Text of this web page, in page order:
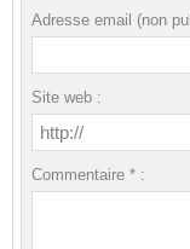
Adresse email (non
Site web :
Commentaire * :